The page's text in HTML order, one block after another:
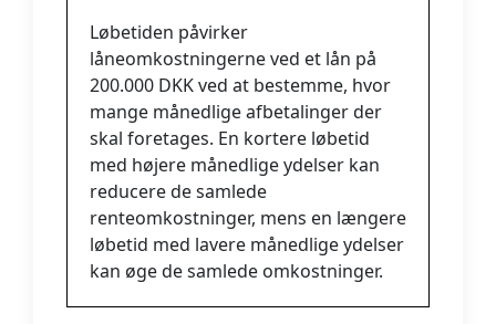
Løbetiden påvirker
låneomkostningerne ved et lån på
200.000 DKK ved at bestemme, hvor
mange månedlige afbetalinger der
skal foretages. En kortere løbetid
med højere månedlige ydelser kan
reducere de samlede
renteomkostninger, mens en længere
løbetid med lavere månedlige ydelser
kan øge de samlede omkostninger.